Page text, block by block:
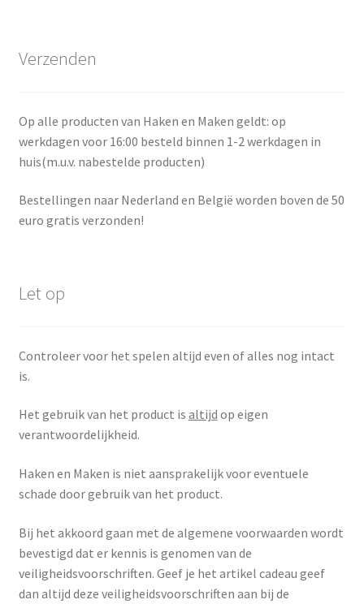
Verzenden
Op alle producten van Haken en Maken geldt: op
werkdagen voor 16:00 besteld binnen 1-2 werkdagen in
huis(m.u.v. nabestelde producten)
Bestellingen naar Nederland en België worden boven de 50
euro gratis verzonden!
Let op
Controleer voor het spelen altijd even of alles nog intact
is.
Het gebruik van het product is altijd op eigen
verantwoordelijkheid.
Haken en Maken is niet aansprakelijk voor eventuele
schade door gebruik van het product.
Bij het akkoord gaan met de algemene voorwaarden wordt
bevestigd dat er kennis is genomen van de
veiligheidsvoorschriften. Geef je het artikel cadeau geef
dan altijd deze veiligheidsvoorschriften aan bij de